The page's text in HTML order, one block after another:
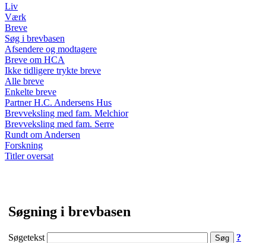
Liv
Værk
Breve
Søg i brevbasen
Afsendere og modtagere
Breve om HCA
Ikke tidligere trykte breve
Alle breve
Enkelte breve
Partner H.C. Andersens Hus
Brevveksling med fam. Melchior
Brevveksling med fam. Serre
Rundt om Andersen
Forskning
Titler oversat
Søgning i brevbasen
Søgetekst ?